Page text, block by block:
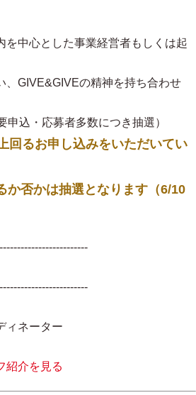
心とした事業経営者もしくは起
の精神を持ち合わせ
・応募者多数につき抽選）
回るお申し込みをいただいてい
否かは抽選となります（6/10
ィネーター
紹介を見る